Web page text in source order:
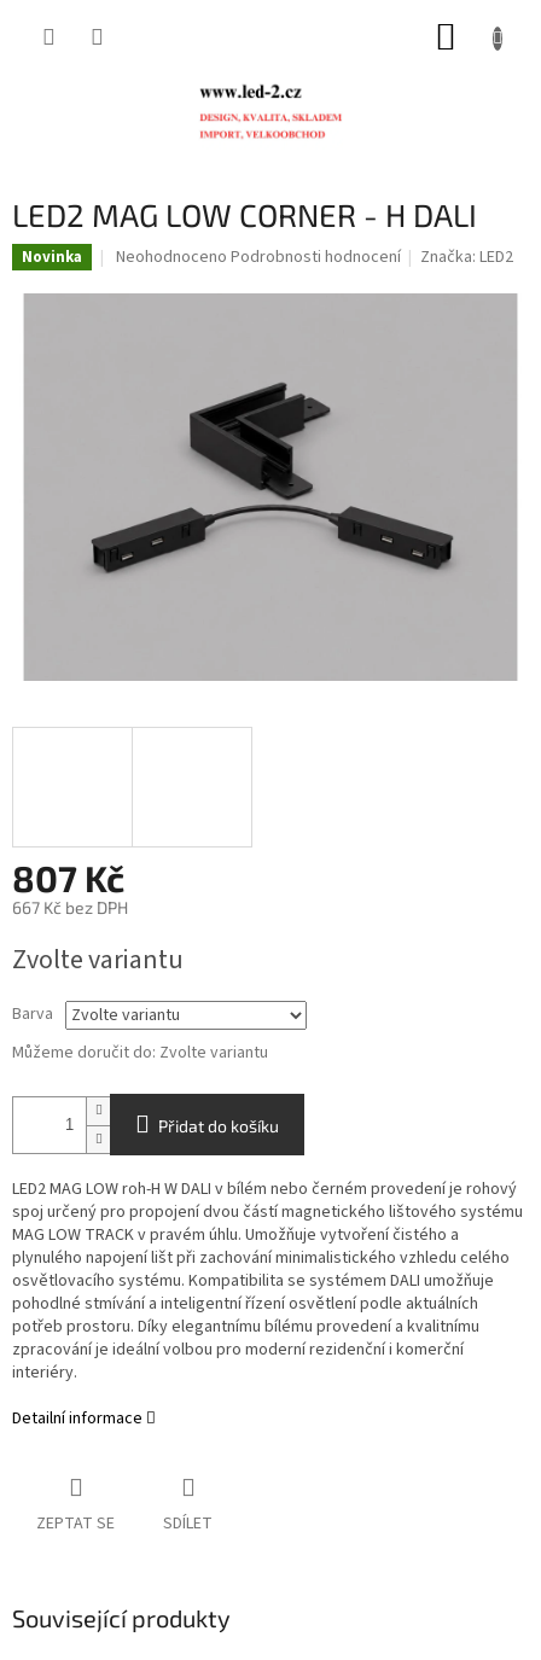
LED2 MAG LOW CORNER - H DALI
Novinka
Průměrné
produktu
hvězdiček.
Neohodnoceno Podrobnosti hodnocení Značka:LED2
807 Kč
667 Kč bez DPH
cena:
Zvolte variantu
Barva
Můžeme doručit do: Zvolte variantu
Přidat do košíku
LED2 MAG LOW roh-H W DALI v bílém nebo černém provedení je rohový
spoj určený pro propojení dvou částí magnetického lištového systému
MAG LOW TRACK v pravém úhlu. Umožňuje vytvoření čistého a
plynulého napojení lišt při zachování minimalistického vzhledu celého
osvětlovacího systému. Kompatibilita se systémem DALI umožňuje
pohodlné stmívání a inteligentní řízení osvětlení podle aktuálních
potřeb prostoru. Díky elegantnímu bílému provedení a kvalitnímu
zpracování je ideální volbou pro moderní rezidenční i komerční
interiéry.
Detailní informace
ZEPTAT SE SDÍLET
Související produkty